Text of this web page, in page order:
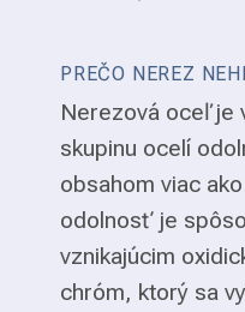
PREČO NEREZ
Nerezová oceľ je
skupinu ocelí
obsahom viac
odolnosť je
vznikajúcim
chróm, ktorý sa